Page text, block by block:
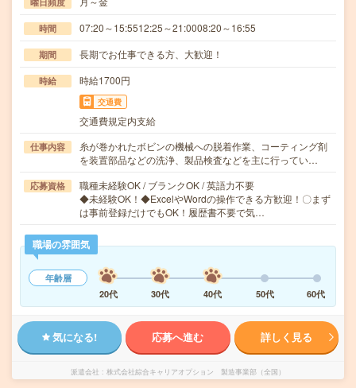
時間 07:20～15:5512:25～21:0008:20～16:55
期間 長期でお仕事できる方、大歓迎！
時給 時給1700円
交通費
交通費規定内支給
仕事内容
糸が巻かれたボビンの機械への脱着作業、コーティング剤
を装置部品などの洗浄、製品検査などを主に行ってい…
応募資格
職種未経験OK / ブランクOK / 英語力不要
◆未経験OK！◆ExcelやWordの操作できる方歓迎！〇まず
は事前登録だけでもOK！履歴書不要で気…
職場の雰囲気
年齢層
20代
30代 40代 50代 60代
気になる! 応募へ進む 詳しく見る
派遣会社 株式会社綜合キャリアオプション 製造事業部（全国）